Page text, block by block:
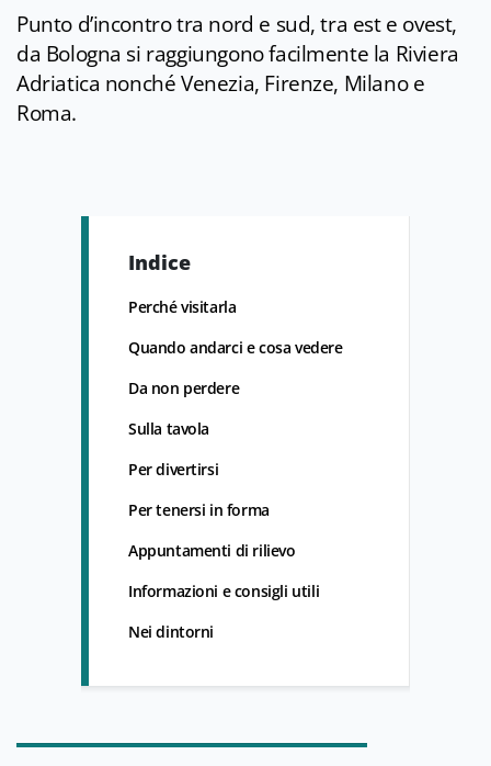
Punto d’incontro tra nord e sud, tra est e ovest,
da Bologna si raggiungono facilmente la Riviera
Adriatica nonché Venezia, Firenze, Milano e
Roma.
Indice
Perché visitarla
Quando andarci e cosa vedere
Da non perdere
Sulla tavola
Per divertirsi
Per tenersi in forma
Appuntamenti di rilievo
Informazioni e consigli utili
Nei dintorni